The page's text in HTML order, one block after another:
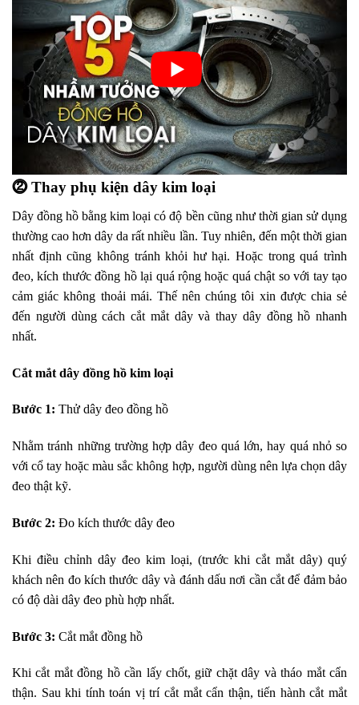
⓶ Thay phụ kiện dây kim loại
Dây đồng hồ bằng kim loại có độ bền cũng như thời gian sử dụng
thường cao hơn dây da rất nhiều lần. Tuy nhiên, đến một thời gian
nhất định cũng không tránh khỏi hư hại. Hoặc trong quá trình
đeo, kích thước đồng hồ lại quá rộng hoặc quá chật so với tay tạo
cảm giác không thoải mái. Thế nên chúng tôi xin được chia sẻ
đến người dùng cách cắt mắt dây và thay dây đồng hồ nhanh
nhất.
Cắt mắt dây đồng hồ kim loại
Bước 1: Thử dây đeo đồng hồ
Nhằm tránh những trường hợp dây đeo quá lớn, hay quá nhỏ so
với cổ tay hoặc màu sắc không hợp, người dùng nên lựa chọn dây
đeo thật kỹ.
Bước 2: Đo kích thước dây đeo
Khi điều chỉnh dây đeo kim loại, (trước khi cắt mắt dây) quý
khách nên đo kích thước dây và đánh dấu nơi cần cắt để đảm bảo
có độ dài dây đeo phù hợp nhất.
Bước 3: Cắt mắt đồng hồ
Khi cắt mắt đồng hồ cần lấy chốt, giữ chặt dây và tháo mắt cẩn
thận. Sau khi tính toán vị trí cắt mắt cẩn thận, tiến hành cắt mắt